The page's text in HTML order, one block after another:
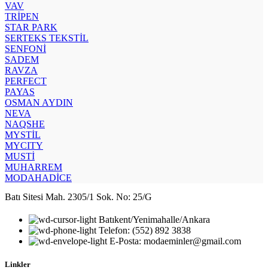
VAV
TRİPEN
STAR PARK
SERTEKS TEKSTİL
SENFONİ
SADEM
RAVZA
PERFECT
PAYAS
OSMAN AYDIN
NEVA
NAQSHE
MYSTİL
MYCITY
MUSTİ
MUHARREM
MODAHADİCE
Batı Sitesi Mah. 2305/1 Sok. No: 25/G
Batıkent/Yenimahalle/Ankara
Telefon: (552) 892 3838
E-Posta: modaeminler@gmail.com
Linkler